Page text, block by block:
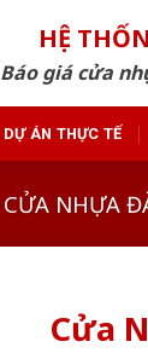
HỆ
Báo giá cửa
DỰ ÁN THỰC TẾ
CỬA NHỰA
Cửa